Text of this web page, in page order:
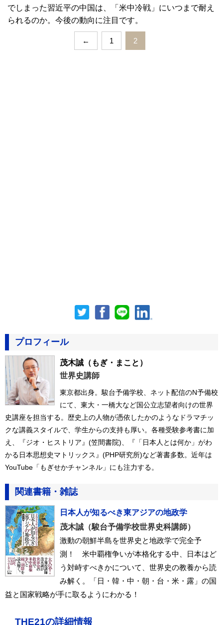
でしまった習近平の中国は、「米中冷戦」にいつまで耐え
られるのか。今後の動向に注目です。
← 1 2
プロフィール
茂木誠 （もぎ・まこと）
世界史講師
東京都出身。駿台予備学校、ネット配信のN予備校
にて、東大・一橋大など国公立志望者向けの世界
史講座を担当する。歴史上の人物が憑依したかのようなドラマチッ
クな講義スタイルで、学生からの支持も厚い。各種受験参考書に加
え、『ジオ・ヒストリア』(笠間書院)、『「日本人とは何か」がわ
かる日本思想史マトリックス』(PHP研究所)など著書多数。近年は
YouTube「もぎせかチャンネル」にも注力する。
関連書籍・雑誌
日本人が知るべき東アジアの地政学
茂木誠（駿台予備学校世界史科講師）
激動の朝鮮半島を世界史と地政学で完全予
測！ 米中覇権争いが本格化する中、日本はど
う対峙すべきかについて、世界史の教養から読
み解く。「日・韓・中・朝・台・米・露」の国
益と国家戦略が手に取るようにわかる！
THE21の詳細情報